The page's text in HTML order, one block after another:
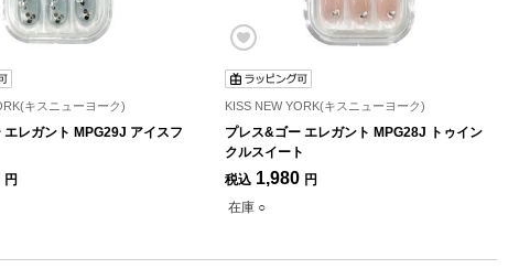
キスニューヨーク)
エレガント MPG29J アイスフ
円
KISS NEW YORK(キスニューヨーク)
プレス&ゴー エレガント MPG28J トゥイン
クルスイート
税込 1,980 円
在庫 ○